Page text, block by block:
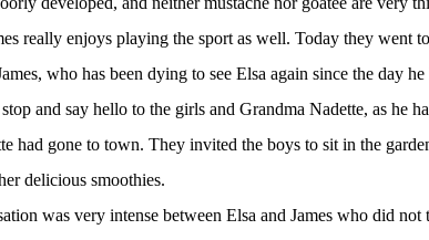
really enjoys playing the sport as well. Today they went
who has been dying to see Elsa again since the day
and say hello to the girls and Grandma Nadette, as he
had gone to town. They invited the boys to sit in the
delicious smoothies.
was very intense between Elsa and James who did not